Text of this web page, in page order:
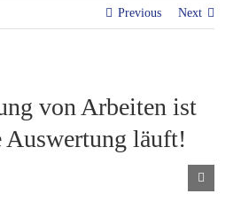
Previous Next
von Arbeiten ist
Auswertung läuft!